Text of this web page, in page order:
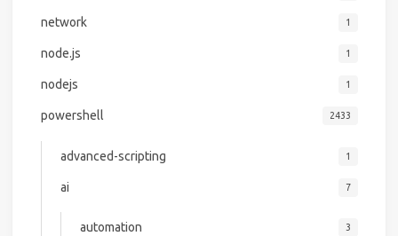
network 1
node.js 1
nodejs 1
powershell 2433
advanced-scripting 1
ai 7
automation 3